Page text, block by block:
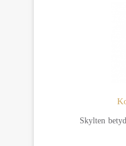
Skylten